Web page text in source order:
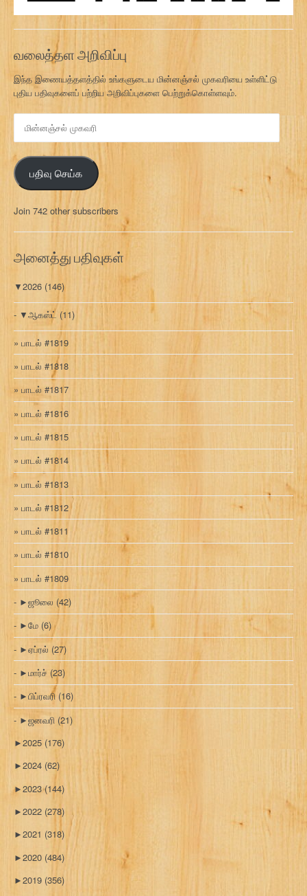
வலைத்தள அறிவிப்பு
இந்த இணையத்தளத்தில் உங்களுடைய மின்னஞ்சல் முகவரியை உள்ளிட்டு
புதிய பதிவுகளைப் பற்றிய அறிவிப்புகளை பெற்றுக்கொள்ளவும்.
ன
ஞ்
ச
ல்
க
வ
பதிவு செய்க
Join 742 other subscribers
அனைத்து பதிவுகள்
▼2026 (146)
▼ஆகஸ்ட் (11)
பாடல் #1819
பாடல் #1818
பாடல் #1817
பாடல் #1816
பாடல் #1815
பாடல் #1814
பாடல் #1813
பாடல் #1812
பாடல் #1811
பாடல் #1810
பாடல் #1809
►ஜூலை (42)
►மே (6)
►ஏப்ரல் (27)
►மார்ச் (23)
►பிப்ரவரி (16)
►ஜனவரி (21)
►2025 (176)
►2024 (62)
►2023(144)
►2022 (278)
►2021 (318)
►2020 (484)
►2019 (356)